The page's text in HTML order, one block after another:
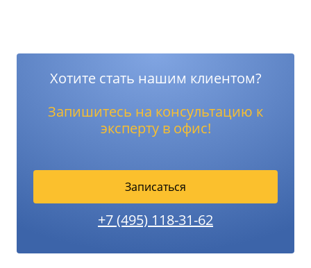
Хотите стать нашим клиентом?
Запишитесь на консультацию к
эксперту в офис!
Записаться
+7 (495) 118-31-62